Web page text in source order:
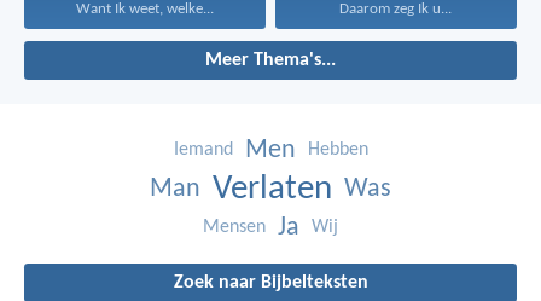
Want Ik weet, welke... Daarom zeg Ik u...
Meer Thema's...
Iemand Men Hebben
Man Verlaten Was
Mensen Ja Wij
Zoek naar Bijbelteksten